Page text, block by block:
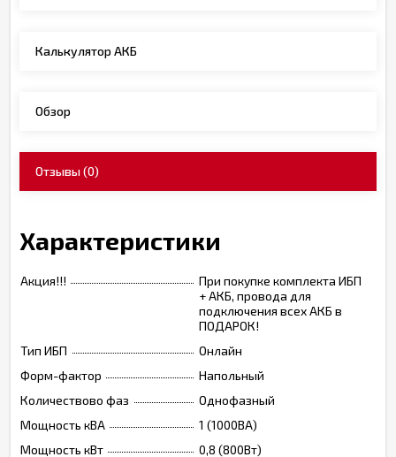
Калькулятор АКБ
Обзор
Отзывы(0)
Характеристики
Акция!!!
При покупке комплекта ИБП
+ АКБ, провода для
подключения всех АКБ в
ПОДАРОК!
Тип ИБП
Онлайн
Форм-фактор
Напольный
Количествово фаз
Однофазный
Мощность кВА
1 (1000ВА)
Мощность кВт
0,8 (800Вт)